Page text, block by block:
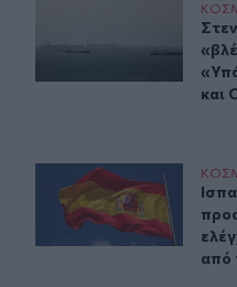
Στενά του Ορμούζ: Οι
και
Ισπανία: Η Μαδρίτη
από